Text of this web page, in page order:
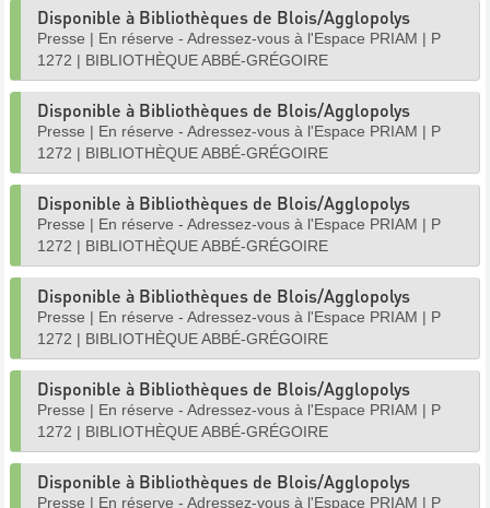
Disponible à Bibliothèques de Blois/Agglopolys
Presse | En réserve - Adressez-vous à l'Espace PRIAM | P
1272 | BIBLIOTHÈQUE ABBÉ-GRÉGOIRE
Disponible à Bibliothèques de Blois/Agglopolys
Presse | En réserve - Adressez-vous à l'Espace PRIAM | P
1272 | BIBLIOTHÈQUE ABBÉ-GRÉGOIRE
Disponible à Bibliothèques de Blois/Agglopolys
Presse | En réserve - Adressez-vous à l'Espace PRIAM | P
1272 | BIBLIOTHÈQUE ABBÉ-GRÉGOIRE
Disponible à Bibliothèques de Blois/Agglopolys
Presse | En réserve - Adressez-vous à l'Espace PRIAM | P
1272 | BIBLIOTHÈQUE ABBÉ-GRÉGOIRE
Disponible à Bibliothèques de Blois/Agglopolys
Presse | En réserve - Adressez-vous à l'Espace PRIAM | P
1272 | BIBLIOTHÈQUE ABBÉ-GRÉGOIRE
Disponible à Bibliothèques de Blois/Agglopolys
Presse | En réserve - Adressez-vous à l'Espace PRIAM | P